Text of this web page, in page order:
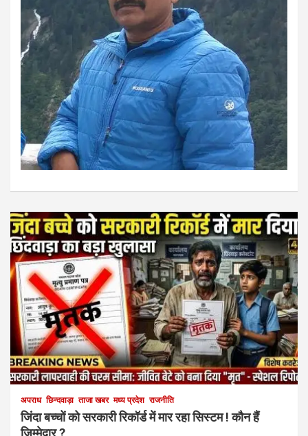
अपराध छिन्दवाड़ा ताजा खबर मध्य प्रदेश राजनीति
जिंदा बच्चों को सरकारी रिकॉर्ड में मार रहा सिस्टम ! कौन हैं
जिम्मेदार ?